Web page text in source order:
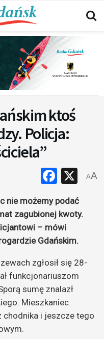
ktoś
Policja:
X
AA
nie możemy podać
zagubionej kwoty.
– mówi
Gdańskim.
zgłosił się 28-
funkcjonariuszom
sumę znalazł
Mieszkaniec
chodnika i jeszcze tego